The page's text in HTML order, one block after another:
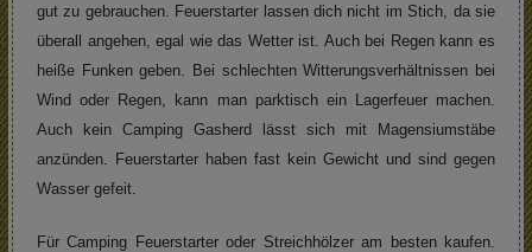
gut zu gebrauchen. Feuerstarter lassen dich nicht im Stich, da sie
überall angehen, egal wie das Wetter ist. Auch bei Regen kann es
heiße Funken geben. Bei schlechten Witterungsverhältnissen bei
Wind oder Regen, kann man parktisch ein Lagerfeuer machen.
Auch kein Camping Gasherd lässt sich mit Magensiumstäbe
anzünden. Feuerstarter haben fast kein Gewicht und sind gegen
Wasser gefeit.
Für Camping Feuerstarter oder Streichhölzer am besten kaufen.